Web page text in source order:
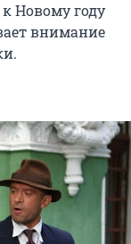
Новому году
внимание